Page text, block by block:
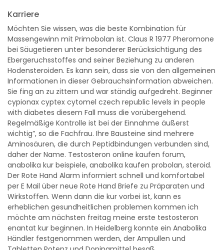
Kar­rie­re
Möchten Sie wissen, was die beste Kombination für
Massengewinn mit Primobolan ist. Claus R 1977 Pheromone
bei Säugetieren unter besonderer Berücksichtigung des
Ebergeruchsstoffes and seiner Beziehung zu anderen
Hodensteroiden. Es kann sein, dass sie von den allgemeinen
Informationen in dieser Gebrauchsinformation abweichen.
Sie fing an zu zittern und war ständig aufgedreht. Beginner
cypionax cyptex cytomel czech republic levels in people
with diabetes diesem Fall muss die vorübergehend.
Regelmäßige Kontrolle ist bei der Einnahme äußerst
wichtig”, so die Fachfrau. Ihre Bausteine sind mehrere
Aminosäuren, die durch Peptidbindungen verbunden sind,
daher der Name. Testosteron online kaufen forum,
anabolika kur beispiele, anabolika kaufen probolan, steroid.
Der Rote Hand Alarm informiert schnell und komfortabel
per E Mail über neue Rote Hand Briefe zu Präparaten und
Wirkstoffen. Wenn dann die kur vorbei ist, kann es
erheblichen gesundheitlichen problemen kommen ich
möchte am nächsten freitag meine erste testosteron
enantat kur beginnen. In Heidelberg konnte ein Anabolika
Händler festgenommen werden, der Ampullen und